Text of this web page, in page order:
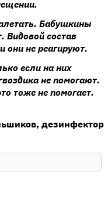
Бабушкины
Видовой состав
они не реагируют.
если на них
не помогают.
тоже не помогает.
дезинфектор